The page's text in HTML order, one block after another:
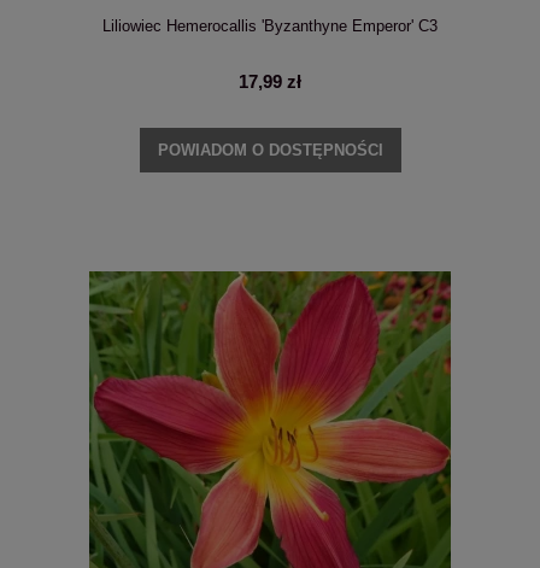
Liliowiec Hemerocallis 'Byzanthyne Emperor' C3
17,99 zł
POWIADOM O DOSTĘPNOŚCI